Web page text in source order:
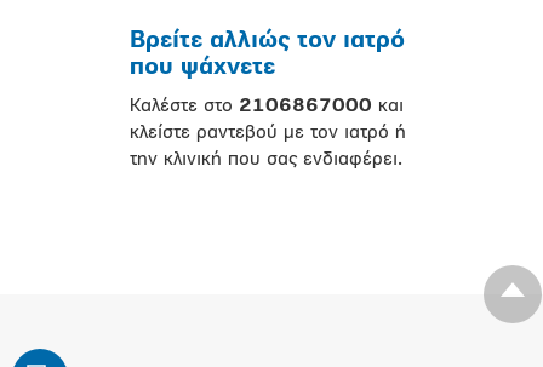
Βρείτε αλλιώς τον ιατρό
που ψάχνετε
Καλέστε στο 2106867000 και
κλείστε ραντεβού με τον ιατρό ή
την κλινική που σας ενδιαφέρει.